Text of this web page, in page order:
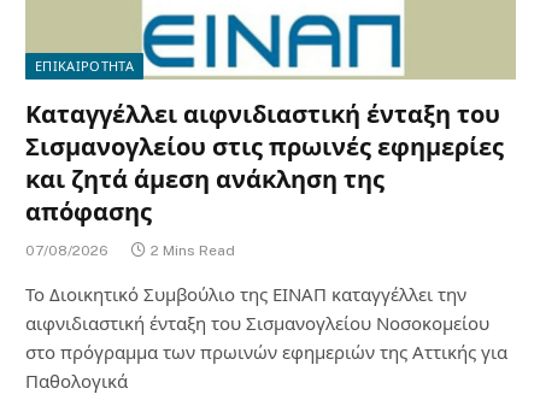
ΕΠΙΚΑΙΡΟΤΗΤΑ
Καταγγέλλει αιφνιδιαστική ένταξη του
Σισμανογλείου στις πρωινές εφημερίες
και ζητά άμεση ανάκληση της
απόφασης
07/08/2026 2 Mins Read
Το Διοικητικό Συμβούλιο της ΕΙΝΑΠ καταγγέλλει την
αιφνιδιαστική ένταξη του Σισμανογλείου Νοσοκομείου
στο πρόγραμμα των πρωινών εφημεριών της Αττικής για
Παθολογικά